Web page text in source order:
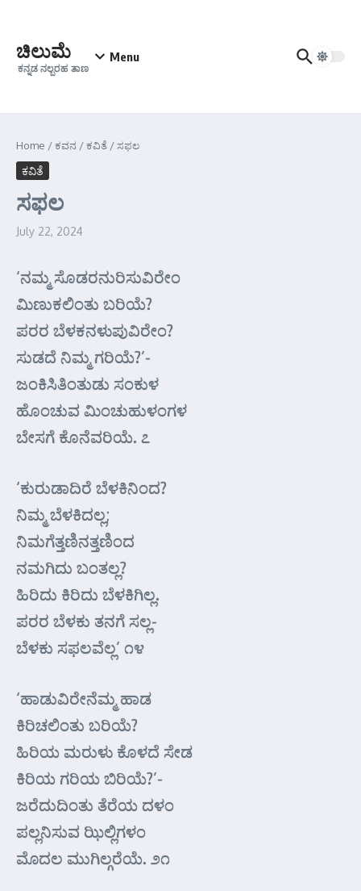
ಚಿಲುಮೆ
ಕನ್ನಡ ನಲ್ಬರಹ ತಾಣ
Menu
Home /ಕವನ /ಕವಿತೆ /ಸಫಲ
ಕವಿತೆ
ಸಫಲ
July 22, 2024
‘ನಮ್ಮ ಸೊಡರನುರಿಸುವಿರೇಂ
ಮಿಣುಕಲಿಂತು ಬರಿಯೆ?
ಪರರ ಬೆಳಕನಳುಪುವಿರೇಂ?
ಸುಡದೆ ನಿಮ್ಮ ಗರಿಯೆ?’-
ಜಂಕಿಸಿತಿಂತುಡು ಸಂಕುಳ
ಹೊಂಚುವ ಮಿಂಚುಹುಳಂಗಳ
ಬೇಸಗೆ ಕೊನೆವರಿಯೆ. ೭
‘ಕುರುಡಾದಿರೆ ಬೆಳಕಿನಿಂದ?
ನಿಮ್ಮ ಬೆಳಕಿದಲ್ಲ;
ನಿಮಗೆತ್ತಣಿನತ್ತಣಿಂದ
ನಮಗಿದು ಬಂತಲ್ಲ?
ಹಿರಿದು ಕಿರಿದು ಬೆಳಕಿಗಿಲ್ಲ.
ಪರರ ಬೆಳಕು ತನಗೆ ಸಲ್ಲ-
ಬೆಳಕು ಸಫಲವೆಲ್ಲ’ ೧೪
‘ಹಾಡುವಿರೇನೆಮ್ಮ ಹಾಡ
ಕಿರಿಚಲಿಂತು ಬರಿಯೆ?
ಹಿರಿಯ ಮರುಳು ಕೊಳದೆ ಸೇಡ
ಕಿರಿಯ ಗರಿಯ ಬಿರಿಯೆ?’-
ಜರೆದುದಿಂತು ತೆರೆಯ ದಳಂ
ಪಲ್ಲನಿಸುವ ಝಿಲ್ಲಿಗಳಂ
ಮೊದಲ ಮುಗಿಲ್ಗರೆಯೆ. ೨೧